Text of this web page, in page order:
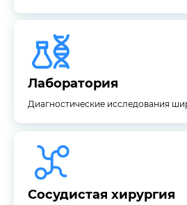
Лаборатория
Диагностические исследования
Лаборатория
Диагностические исследования
Сосудистая хирургия
Сосудистая хирургия
Диагностика, лечение и
системы (вен и артерий).